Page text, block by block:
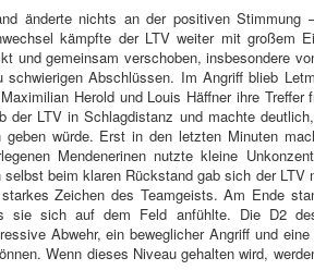
änderte nichts an der positiven
kämpfte der LTV weiter mit großem
und gemeinsam verschoben, insbesondere
schwierigen Abschlüssen. Im Angriff blieb
Herold und Louis Häffner ihre
der LTV in Schlagdistanz und machte
geben würde. Erst in den letzten Minuten
Mendenerinen nutzte kleine
selbst beim klaren Rückstand gab sich der
Zeichen des Teamgeists. Am Ende
sie sich auf dem Feld anfühlte. Die D2
Abwehr, ein beweglicher Angriff und
Wenn dieses Niveau gehalten wird,